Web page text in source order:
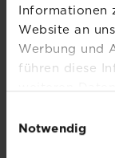
Informationen
Website an
Werbung und
führen diese
weiteren
Nutzung der
Notwendig